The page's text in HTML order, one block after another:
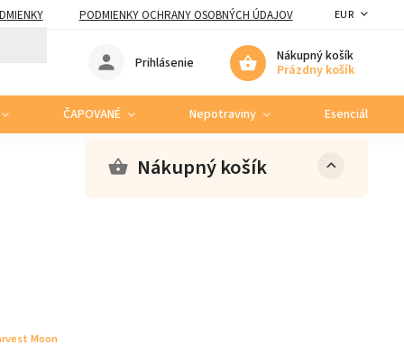
PODMIENKY OCHRANY OSOBNÝCH ÚDAJOV EUR
Nákupný košík
Prázdny košík
Prihlásenie
ČAPOVANÉ Nepotraviny Esenciálne
Nákupný košík
Moon